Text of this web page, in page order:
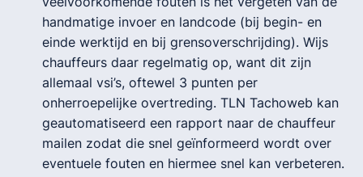
handmatige invoer en landcode (bij begin- en
einde werktijd en bij grensoverschrijding). Wijs
chauffeurs daar regelmatig op, want dit zijn
allemaal vsi’s, oftewel 3 punten per
onherroepelijke overtreding. TLN Tachoweb kan
geautomatiseerd een rapport naar de chauffeur
mailen zodat die snel geïnformeerd wordt over
eventuele fouten en hiermee snel kan verbeteren.